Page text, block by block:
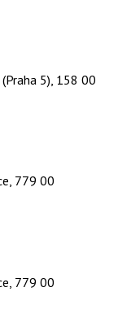
5), 158 00
779 00
779 00